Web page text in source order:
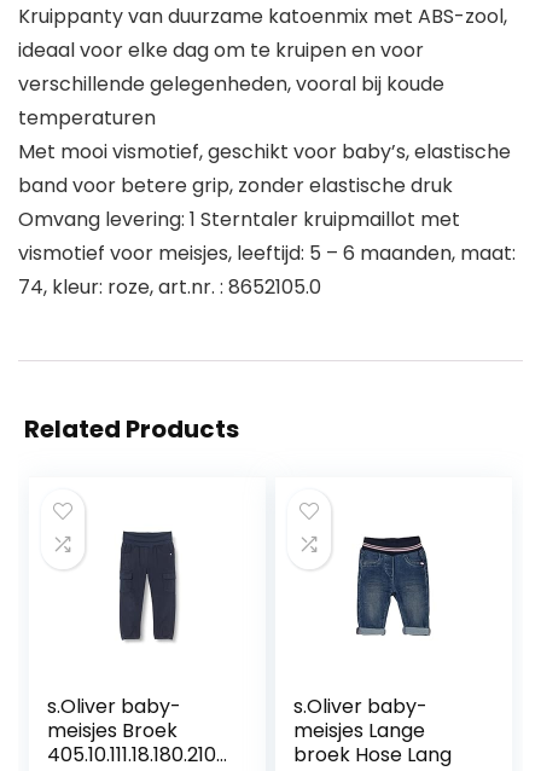
Kruippanty van duurzame katoenmix met ABS-zool,
ideaal voor elke dag om te kruipen en voor
verschillende gelegenheden, vooral bij koude
temperaturen
Met mooi vismotief, geschikt voor baby’s, elastische
band voor betere grip, zonder elastische druk
Omvang levering: 1 Sterntaler kruipmaillot met
vismotief voor meisjes, leeftijd: 5 – 6 maanden, maat:
74, kleur: roze, art.nr. : 8652105.0
Related Products
s.Oliver baby-
meisjes Broek
405.10.111.18.180.2107
s.Oliver baby-
meisjes Lange
broek Hose Lang